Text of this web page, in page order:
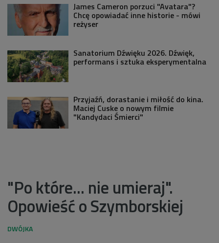
James Cameron porzuci "Avatara"?
Chcę opowiadać inne historie - mówi
reżyser
Sanatorium Dźwięku 2026. Dźwięk,
performans i sztuka eksperymentalna
Przyjaźń, dorastanie i miłość do kina.
Maciej Cuske o nowym filmie
"Kandydaci Śmierci"
"Po które... nie umieraj".
Opowieść o Szymborskiej